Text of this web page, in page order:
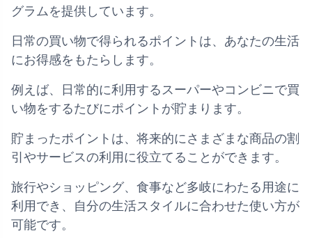
グラムを提供しています。
日常の買い物で得られるポイントは、あなたの生活
にお得感をもたらします。
例えば、日常的に利用するスーパーやコンビニで買
い物をするたびにポイントが貯まります。
貯まったポイントは、将来的にさまざまな商品の割
引やサービスの利用に役立てることができます。
旅行やショッピング、食事など多岐にわたる用途に
利用でき、自分の生活スタイルに合わせた使い方が
可能です。